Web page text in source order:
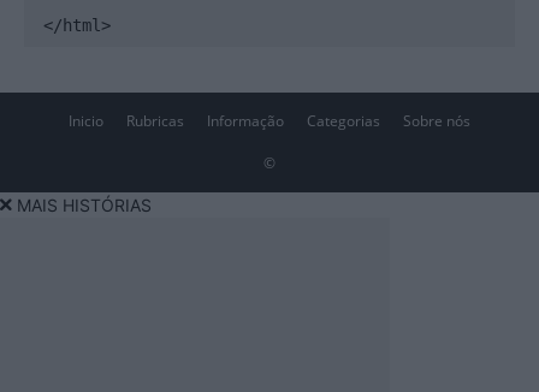
</html>
Inicio Rubricas Informação Categorias Sobre nós
©
MAIS HISTÓRIAS